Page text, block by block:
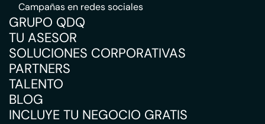
Campañas en redes sociales
GRUPO QDQ
TU ASESOR
SOLUCIONES CORPORATIVAS
PARTNERS
TALENTO
BLOG
INCLUYE TU NEGOCIO GRATIS